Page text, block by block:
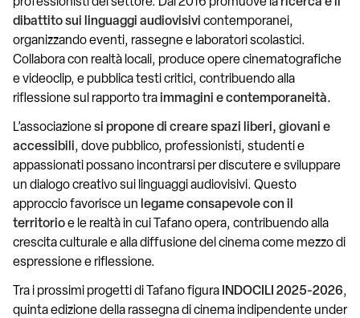
dibattito sui linguaggi audiovisivi contemporanei,
organizzando eventi, rassegne e laboratori scolastici.
Collabora con realtà locali, produce opere cinematografiche
e videoclip, e pubblica testi critici, contribuendo alla
riflessione sul rapporto tra immagini e contemporaneità.
L’associazionesi propone di creare spazi liberi, giovani e
accessibili, dove pubblico, professionisti, studenti e
appassionati possano incontrarsi per discutere e sviluppare
un dialogo creativo sui linguaggi audiovisivi. Questo
approccio favorisce un legame consapevole con il
territorioe le realtà in cui Tafano opera, contribuendo alla
crescita culturale e alla diffusione del cinema come mezzo di
espressione e riflessione.
Tra i prossimi progetti di Tafano figura INDOCILI 2025-2026,
quinta edizione della rassegna di cinema indipendente under